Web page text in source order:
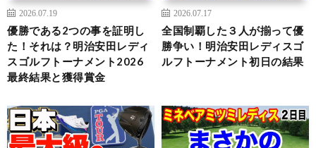
2026.07.19
優勝である2つの事を証明し
た！それは？明治安田レディ
スゴルフトーナメント2026
最終結果と獲得賞金
2026.07.17
全国制覇した３人が揃って優
勝争い！明治安田レディスゴ
ルフトーナメント初日の結果